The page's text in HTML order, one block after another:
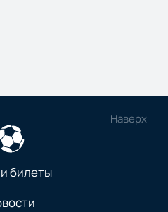
Наверх
билеты